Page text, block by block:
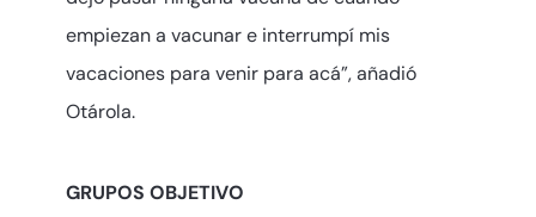
empiezan a vacunar e interrumpí mis
vacaciones para venir para acá”, añadió
Otárola.
GRUPOS OBJETIVO